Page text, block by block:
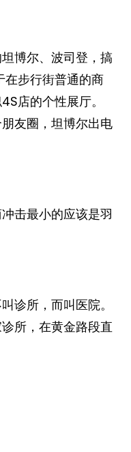
博尔、波司登，搞
在步行街普通的商
店的个性展厅。
友圈，坦博尔出电
击最小的应该是羽
诊所，而叫医院。
所，在黄金路段直